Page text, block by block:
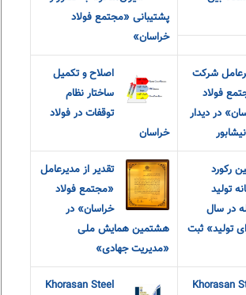
پشتیبانی «مجتمع فولاد
خراسان»
شرکت
فولاد
در دیدار
اصلاح و تکمیل
ساختار نظام
توقفات در فولاد
خراسان
رکورد
تولید
در سال
تولید» ثبت
تقدیر از مدیرعامل
«مجتمع فولاد
خراسان» در
هشتمین همایش ملی
«مدیریت جهادی»
Khorasan
Khorasan Steel